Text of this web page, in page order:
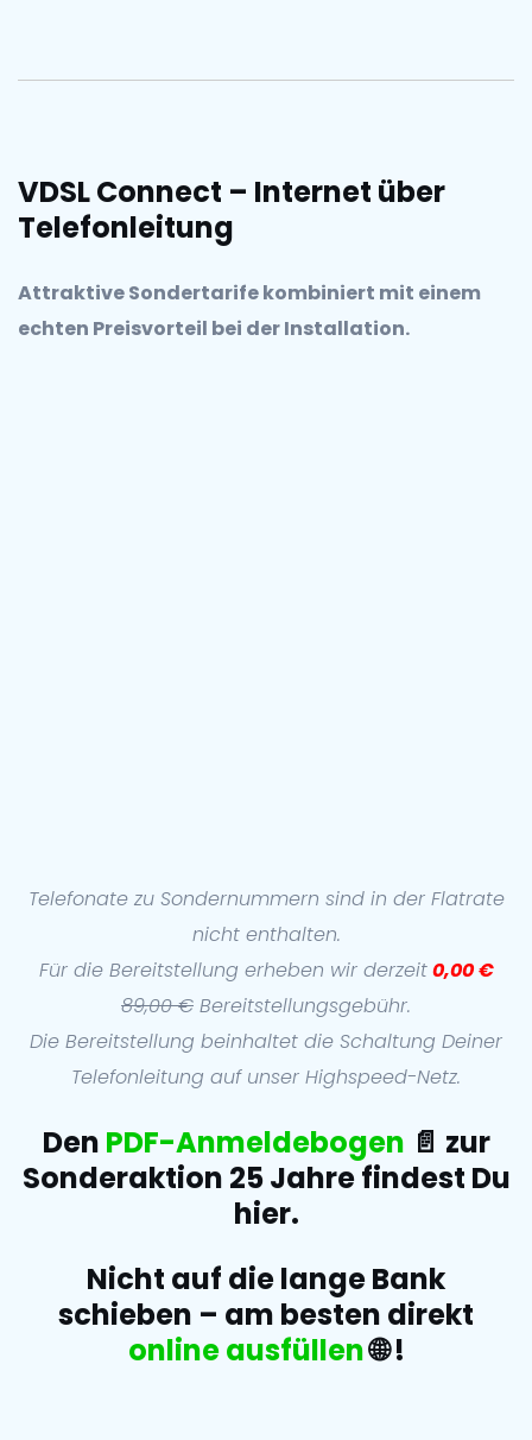
VDSL Connect – Internet über
Telefonleitung
Attraktive Sondertarife kombiniert mit einem
echten Preisvorteil bei der Installation.
Telefonate zu Sondernummern sind in der Flatrate
nicht enthalten.
Für die Bereitstellung erheben wir derzeit0,00 €
89,00 € Bereitstellungsgebühr.
Die Bereitstellung beinhaltet die Schaltung Deiner
Telefonleitung auf unser Highspeed-Netz.
Den PDF-Anmeldebogen 📄 zur
Sonderaktion 25 Jahre findest Du
hier.
Nicht auf die lange Bank
schieben – am besten direkt
online ausfüllen🌐!